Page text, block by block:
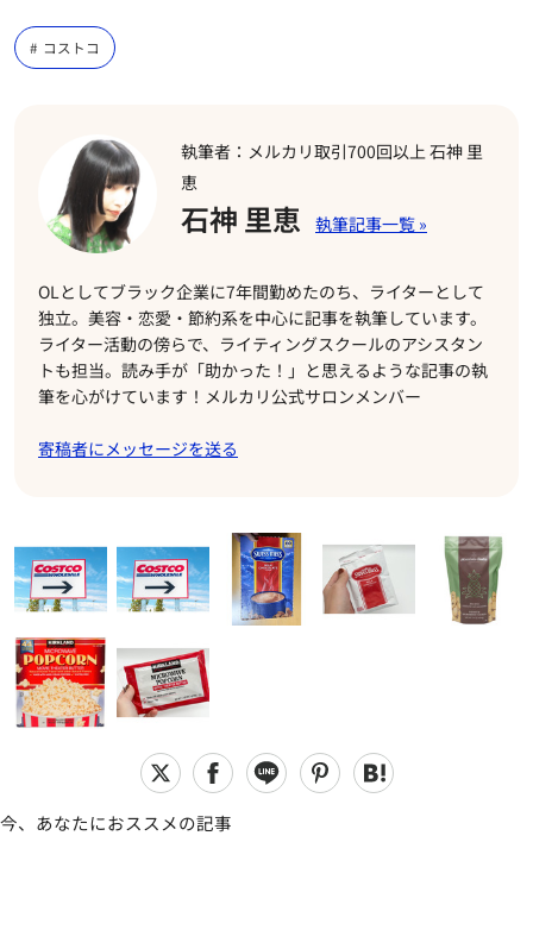
コストコ
執筆者：メルカリ取引700回以上 石神 里
恵
石神 里恵
OLとしてブラック企業に7年間勤めたのち、ライターとして
独立。美容・恋愛・節約系を中心に記事を執筆しています。
ライター活動の傍らで、ライティングスクールのアシスタン
トも担当。読み手が「助かった！」と思えるような記事の執
筆を心がけています！メルカリ公式サロンメンバー
寄稿者にメッセージを送る
今、あなたにおススメの記事